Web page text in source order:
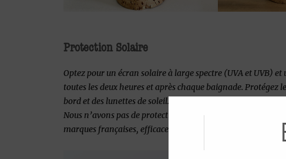
Protection Solaire
Optez pour un écran solaire à large spectre (UVA et UVB)
toutes les deux heures et après chaque baignade. Protégez
bord et des lunettes de soleil. N’oubliez pas que le soleil
Nous n’avons pas de protection solaire dans la gamme à
marques françaises, efficaces et respectueuses des océans!